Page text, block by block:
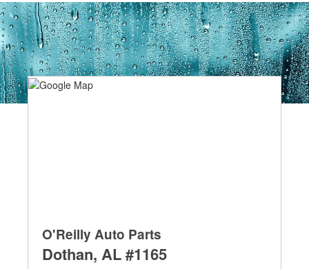
O'Reilly Auto Parts
Dothan, AL #1165